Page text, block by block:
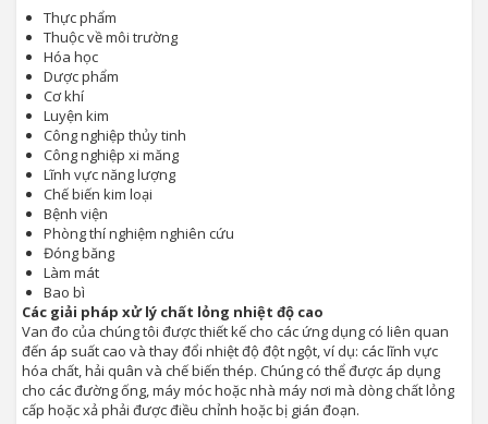
Thực phẩm
Thuộc về môi trường
Hóa học
Dược phẩm
Cơ khí
Luyện kim
Công nghiệp thủy tinh
Công nghiệp xi măng
Lĩnh vực năng lượng
Chế biến kim loại
Bệnh viện
Phòng thí nghiệm nghiên cứu
Đóng băng
Làm mát
Bao bì
Các giải pháp xử lý chất lỏng nhiệt độ cao
Van đo của chúng tôi được thiết kế cho các ứng dụng có liên quan
đến áp suất cao và thay đổi nhiệt độ đột ngột, ví dụ: các lĩnh vực
hóa chất, hải quân và chế biến thép. Chúng có thể được áp dụng
cho các đường ống, máy móc hoặc nhà máy nơi mà dòng chất lỏng
cấp hoặc xả phải được điều chỉnh hoặc bị gián đoạn.